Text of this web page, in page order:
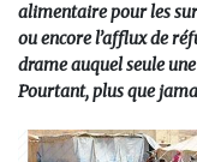
alimentaire pour les
ou encore l’afflux de
drame auquel seule
Pourtant, plus que